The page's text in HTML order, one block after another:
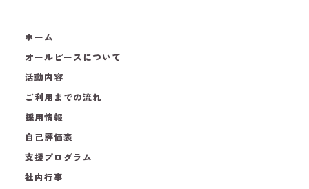
ホーム
オールピースについて
活動内容
ご利用までの流れ
採用情報
自己評価表
支援プログラム
社内行事